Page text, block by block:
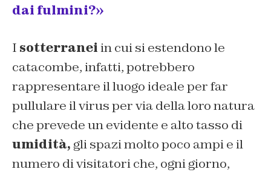
dai fulmini?»
I sotterraneiin cui si estendono le
catacombe, infatti, potrebbero
rappresentare il luogo ideale per far
pullulare il virus per via della loro natura
che prevede un evidente e alto tasso di
umidità, gli spazi molto poco ampi e il
numero di visitatori che, ogni giorno,